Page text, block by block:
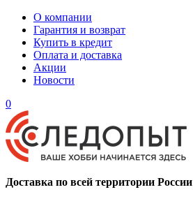
О компании
Гарантия и возврат
Купить в кредит
Оплата и доставка
Акции
Новости
0
Доставка по всей территории России